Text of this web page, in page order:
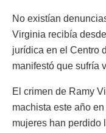
No existían
Virginia recibía
jurídica en el Centro
manifestó que sufría
El crimen de Ramy
machista este año
mujeres han perdido